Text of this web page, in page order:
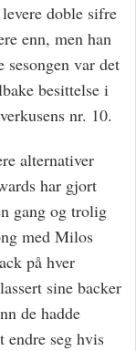
doble sifre
enn, men han
var det
besittelse i
nr. 10.
alternativer
har gjort
gang og trolig
med Milos
på hver
sine backer
de hadde
endre seg hvis